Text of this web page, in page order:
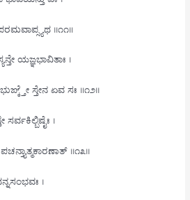
॥೧೧॥
ಯಜ್ಞಭಾವಿತಾಃ ।
ಸ್ತೇನ ಏವ ಸಃ ॥೧೨॥
ಸರ್ವಕಿಲ್ಬಿಷೈಃ ।
॥೧೩॥
।